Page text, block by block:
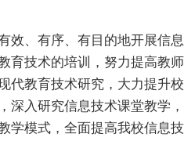
效、有序、有目的地开展信息
育技术的培训，努力提高教师
代教育技术研究，大力提升校
深入研究信息技术课堂教学，
学模式，全面提高我校信息技